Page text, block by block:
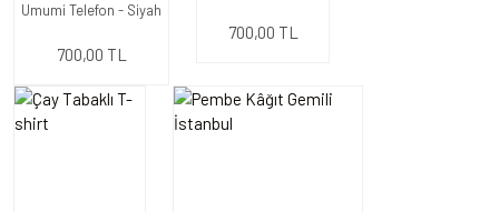
Umumi Telefon - Siyah
700,00 TL
700,00 TL